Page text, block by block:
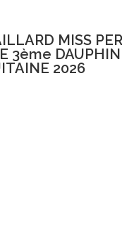
MISS
3ème
2026